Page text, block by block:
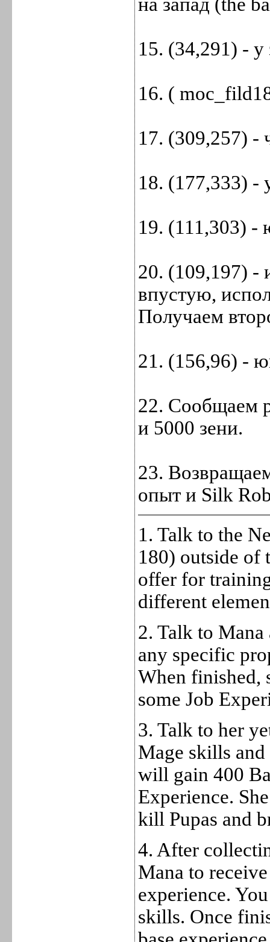
15. (34,291) - у
16. (
17. (309,257) -
18. (177,333) -
19. (111,303) -
20. (109,197) -
впустую,
Получаем
21. (156,96) -
22. Сообщаем
и 5000 зени.
23.
опыт и Silk
1. Talk to the
180) outside of
offer for
different
2. Talk to
any specific
When finished,
some Job
3. Talk to her
Mage skills
will gain 400
Experience.
kill Pupas and
4. After
Mana to
experience.
skills. Once